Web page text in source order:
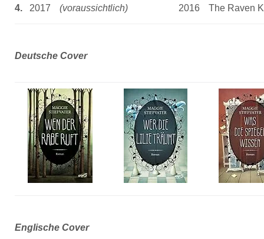
4. 2017 (voraussichtlich) 2016 The Raven
Deutsche Cover
Englische Cover